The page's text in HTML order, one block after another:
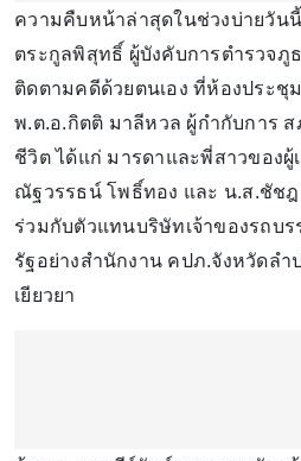
ความคืบหน้าล่าสุดในช่วงบ่ายวั
ตระกูลพิสุทธิ์ ผู้บังคับการตำรวจภู
ติดตามคดีด้วยตนเอง ที่ห้องประชุ
พ.ต.อ.กิตติ มาลีหวล ผู้กำกับการ ส
ชีวิต ได้แก่ มารดาและพี่สาวของผู้
ณัฐวรรธน์ โพธิ์ทอง และ น.ส.ชัชฎ
ร่วมกับตัวแทนบริษัทเจ้าของรถบ
รัฐอย่างสำนักงาน คปภ.จังหวัดลำป
เยียวยา